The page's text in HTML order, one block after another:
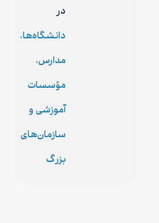
در
دانشگاه‌ها،
مدارس،
مؤسسات
آموزشی و
سازمان‌های
بزرگ